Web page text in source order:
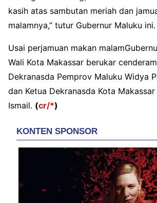
kasih atas sambutan meriah dan
malamnya,” tutur Gubernur Maluku ini.
Usai perjamuan makan
Wali Kota Makassar berukar
Dekranasda Pemprov Maluku Widya
dan Ketua Dekranasda Kota
Ismail. (cr/*)